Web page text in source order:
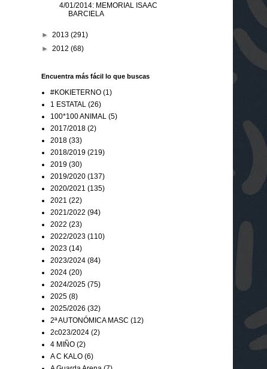
4/01/2014: MEMORIAL ISAAC
BARCIELA
► 2013 (291)
► 2012 (68)
Encuentra más fácil lo que buscas
#KOKIETERNO (1)
1 ESTATAL (26)
100*100 ANIMAL (5)
2017/2018 (2)
2018 (33)
2018/2019 (219)
2019 (30)
2019/2020 (137)
2020/2021 (135)
2021 (22)
2021/2022 (94)
2022 (23)
2022/2023 (110)
2023 (14)
2023/2024 (84)
2024 (20)
2024/2025 (75)
2025 (8)
2025/2026 (32)
2ª AUTONÓMICA MASC (12)
2c023/2024 (2)
4 MIÑO (2)
A C KALO (6)